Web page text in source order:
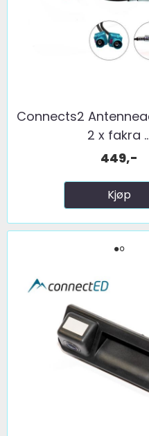
Connects2
2 x fakra
449,-
Kjøp